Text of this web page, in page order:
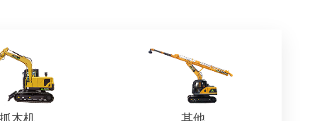
抓木机 其他